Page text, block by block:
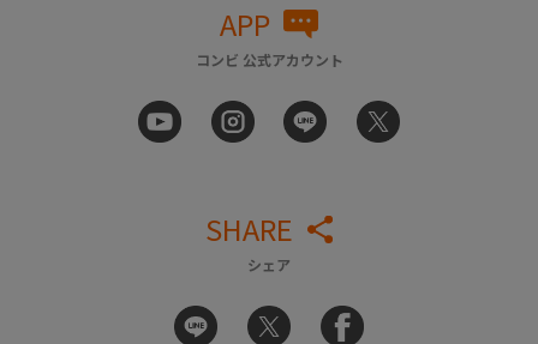
APP
コンビ 公式アカウント
SHARE
シェア